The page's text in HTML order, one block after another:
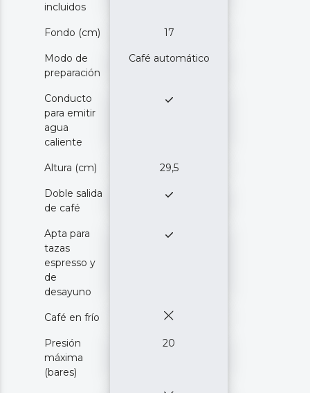
incluidos
Fondo (cm) 17
Modo de
preparación
Café automático
Conducto
para emitir
agua
caliente
Altura (cm) 29,5
Doble salida
de café
Apta para
tazas
espresso y
de
desayuno
Café en frío
Presión
máxima
(bares)
20